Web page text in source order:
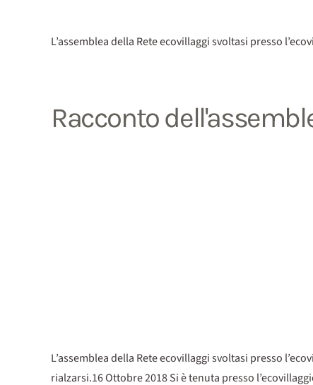
L’assemblea della Rete ecovillaggi svoltasi presso
Racconto
L’assemblea della Rete ecovillaggi svoltasi presso
rialzarsi.16 Ottobre 2018 Si è tenuta presso